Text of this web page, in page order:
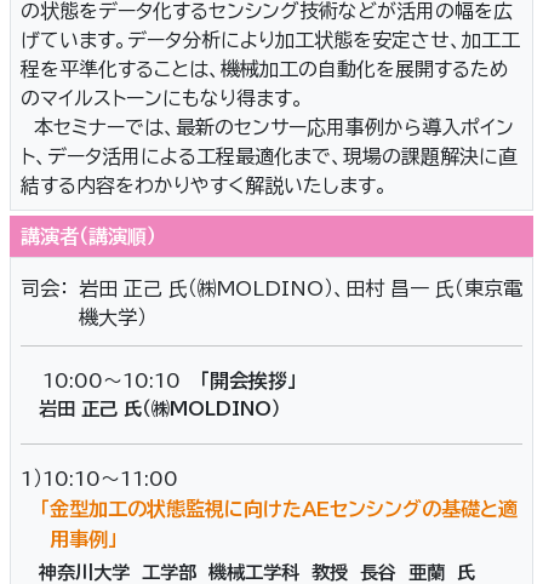
の状態をデータ化するセンシング技術などが活用の幅を広
げています。データ分析により加工状態を安定させ、加工工
程を平準化することは、機械加工の自動化を展開するため
のマイルストーンにもなり得ます。
本セミナーでは、最新のセンサー応用事例から導入ポイン
ト、データ活用による工程最適化まで、現場の課題解決に直
結する内容をわかりやすく解説いたします。
講演者（講演順）
司会：
岩田 正己 氏（㈱MOLDINO）、田村 昌一 氏（東京電
機大学）
10:00～10:10 「開会挨拶」
岩田 正己 氏（㈱MOLDINO）
1）10:10～11:00
「金型加工の状態監視に向けたAEセンシングの基礎と適
用事例」
神奈川大学 工学部 機械工学科 教授 長谷 亜蘭 氏